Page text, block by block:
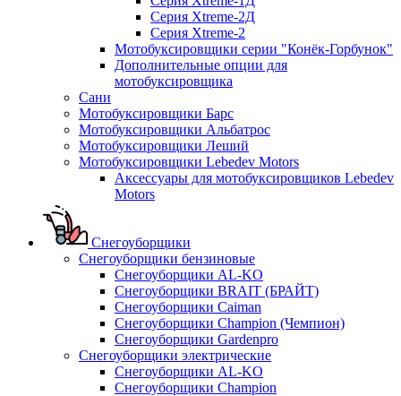
Серия Xtreme-2Д
Серия Xtreme-2
Мотобуксировщики серии "Конёк-Горбунок"
Дополнительные опции для
мотобуксировщика
Сани
Мотобуксировщики Барс
Мотобуксировщики Альбатрос
Мотобуксировщики Леший
Мотобуксировщики Lebedev Motors
Аксессуары для мотобуксировщиков Lebedev
Motors
Снегоуборщики
Снегоуборщики бензиновые
Снегоуборщики AL-KO
Снегоуборщики BRAIT (БРАЙТ)
Снегоуборщики Caiman
Снегоуборщики Champion (Чемпион)
Снегоуборщики Gardenpro
Снегоуборщики электрические
Снегоуборщики AL-KO
Снегоуборщики Champion